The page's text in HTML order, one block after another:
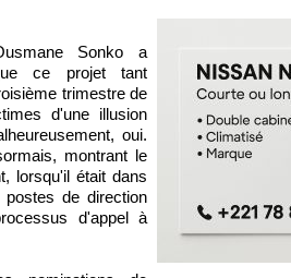
Sonko a
ce projet tant
trimestre de
d'une illusion
oui.
montrant le
lorsqu'il était dans
de direction
d'appel à